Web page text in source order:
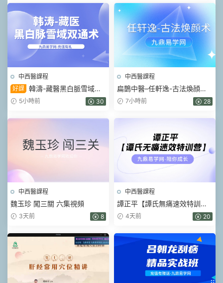
中西醫課程
好課 韓濤-藏醫黑白脈雪域雙
通術 視頻45集
5小時前 30
中西醫課程
扁鵲中醫–任軒逸-古法煥顔術
(線上課) 視頻33集
7小時前 28
中西醫課程
魏玉珍 闖三關 六集視頻
3天前 8
中西醫課程
譚正平【譚氏無痛速效特訓
營】線下班（現場視頻）52集
4天前 20